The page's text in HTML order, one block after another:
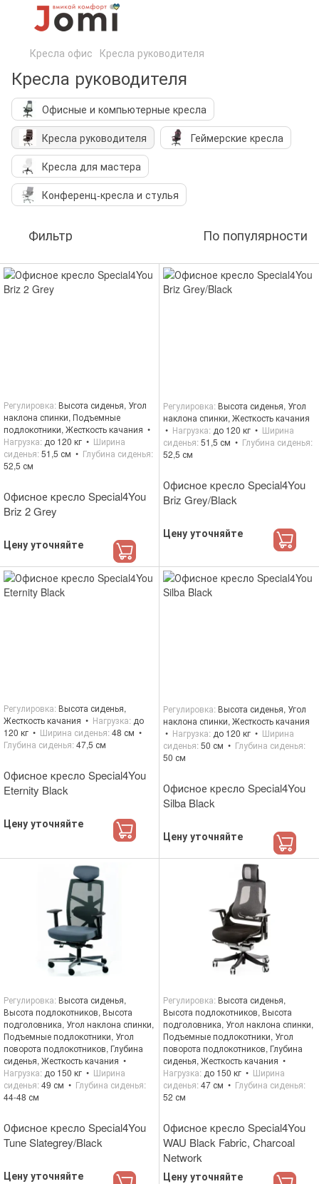
Кресла офис Кресла руководителя
Кресла руководителя
Офисные и компьютерные кресла
Кресла руководителя
Геймерские кресла
Кресла для мастера
Конференц-кресла и стулья
Фильтр По популярности
Офисное кресло Special4You
Briz 2 Grey
Цену уточняйте
Регулировка Высота сиденья, Угол
наклона спинки, Подъемные
подлокотники, Жесткость качания
Нагрузка до 120 кг
Ширина
сиденья 51,5 см
Глубина сиденья
52,5 см
Офисное кресло Special4You
Briz Grey/Black
Цену уточняйте
Регулировка Высота сиденья, Угол
наклона спинки, Жесткость качания
Нагрузка до 120 кг
Ширина
сиденья 51,5 см
Глубина сиденья
52,5 см
Офисное кресло Special4You
Eternity Black
Цену уточняйте
Регулировка Высота сиденья,
Жесткость качания
Нагрузка до
120 кг
Ширина сиденья 48 см
Глубина сиденья 47,5 см
Офисное кресло Special4You
Silba Black
Цену уточняйте
Регулировка Высота сиденья, Угол
наклона спинки, Жесткость качания
Нагрузка до 120 кг
Ширина
сиденья 50 см
Глубина сиденья
50 см
Офисное кресло Special4You
Tune Slategrey/Black
Цену уточняйте
Регулировка Высота сиденья,
Высота подлокотников, Высота
подголовника, Угол наклона спинки,
Подъемные подлокотники, Угол
поворота подлокотников, Глубина
сиденья, Жесткость качания
Нагрузка до 150 кг
Ширина
сиденья 49 см
Глубина сиденья
44-48 см
Офисное кресло Special4You
WAU Black Fabric, Charcoal
Network
Цену уточняйте
Регулировка Высота сиденья,
Высота подлокотников, Высота
подголовника, Угол наклона спинки,
Подъемные подлокотники, Угол
поворота подлокотников, Глубина
сиденья, Жесткость качания
Нагрузка до 150 кг
Ширина
сиденья 47 см
Глубина сиденья
52 см